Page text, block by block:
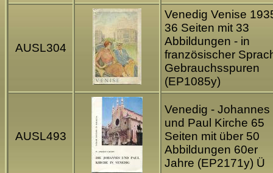
AUSL304
Venedig Venise
36 Seiten mit 33
Abbildungen - in
französischer
Gebrauchsspuren
(EP1085y)
AUSL493
Venedig - Johannes
und Paul Kirche 65
Seiten mit über 50
Abbildungen 60er
Jahre (EP2171y) Ü